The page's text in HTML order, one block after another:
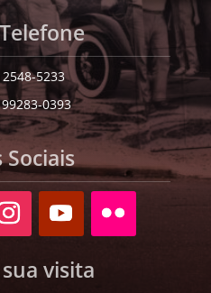
2548-5233
0393
Sociais
visita